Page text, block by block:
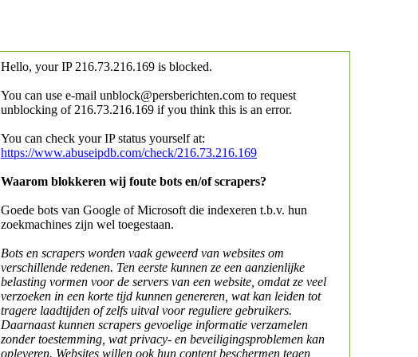
Hello, your IP 216.73.216.169 is blocked.
You can use e-mail unblock@persberichten.com to request
unblocking of 216.73.216.169 if you think this is an error.
You can check your IP status yourself at:
https://www.abuseipdb.com/check/216.73.216.169
Waarom blokkeren wij foute bots en/of scrapers?
Goede bots van Google of Microsoft die indexeren t.b.v. hun
zoekmachines zijn wel toegestaan.
Bots en scrapers worden vaak geweerd van websites om
verschillende redenen. Ten eerste kunnen ze een aanzienlijke
belasting vormen voor de servers van een website, omdat ze veel
verzoeken in een korte tijd kunnen genereren, wat kan leiden tot
tragere laadtijden of zelfs uitval voor reguliere gebruikers.
Daarnaast kunnen scrapers gevoelige informatie verzamelen
zonder toestemming, wat privacy- en beveiligingsproblemen kan
opleveren. Websites willen ook hun content beschermen tegen